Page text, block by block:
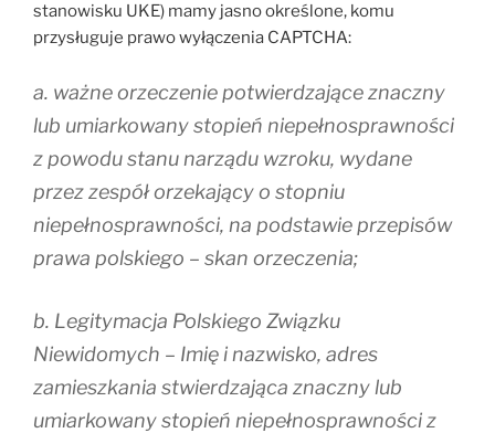
stanowisku UKE) mamy jasno określone, komu
przysługuje prawo wyłączenia CAPTCHA:
a. ważne orzeczenie potwierdzające znaczny
lub umiarkowany stopień niepełnosprawności
z powodu stanu narządu wzroku, wydane
przez zespół orzekający o stopniu
niepełnosprawności, na podstawie przepisów
prawa polskiego – skan orzeczenia;
b. Legitymacja Polskiego Związku
Niewidomych – Imię i nazwisko, adres
zamieszkania stwierdzająca znaczny lub
umiarkowany stopień niepełnosprawności z